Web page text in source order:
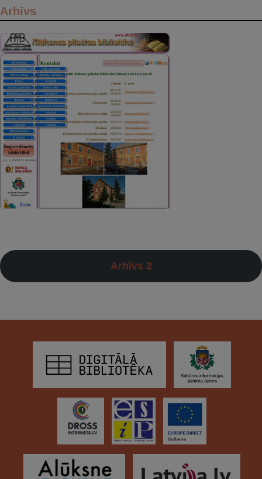
Arhīvs
Arhīvs 2